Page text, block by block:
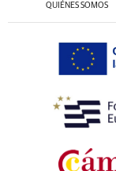
QUIÉNES SOMOS